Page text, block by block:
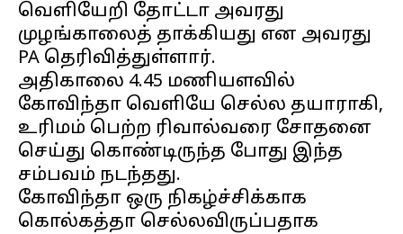
வெளியேறி தோட்டா அவரது
முழங்காலைத் தாக்கியது என அவரது
PA தெரிவித்துள்ளார்.
அதிகாலை 4.45 மணியளவில்
கோவிந்தா வெளியே செல்ல தயாராகி,
உரிமம் பெற்ற ரிவால்வரை சோதனை
செய்து கொண்டிருந்த போது இந்த
சம்பவம் நடந்தது.
கோவிந்தா ஒரு நிகழ்ச்சிக்காக
கொல்கத்தா செல்லவிருப்பதாக